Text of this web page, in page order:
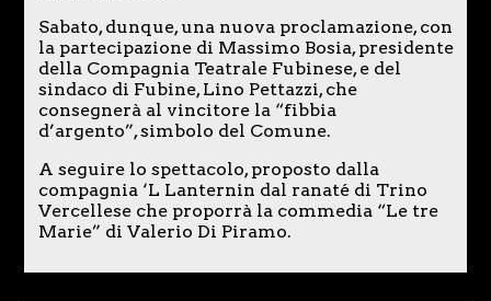
Sabato, dunque, una nuova proclamazione, con
la partecipazione di Massimo Bosia, presidente
della Compagnia Teatrale Fubinese, e del
sindaco di Fubine, Lino Pettazzi, che
consegnerà al vincitore la “fibbia
d’argento”, simbolo del Comune.
A seguire lo spettacolo, proposto dalla
compagnia ‘L Lanternin dal ranaté di Trino
Vercellese che proporrà la commedia “Le tre
Marie” di Valerio Di Piramo.